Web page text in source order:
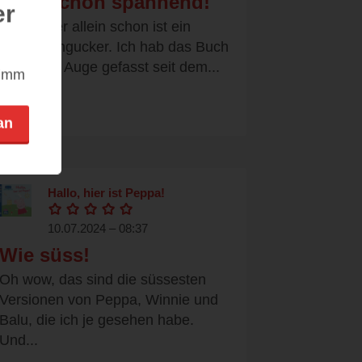
Das Cover allein schon ist ein
echter Hingucker. Ich hab das Buch
schon ins Auge gefasst seit dem...
Hallo, hier ist Peppa!
10.07.2024 – 08:37
Wie süss!
Oh wow, das sind die süssesten
Versionen von Peppa, Winnie und
Balu, die ich je gesehen habe.
Und...